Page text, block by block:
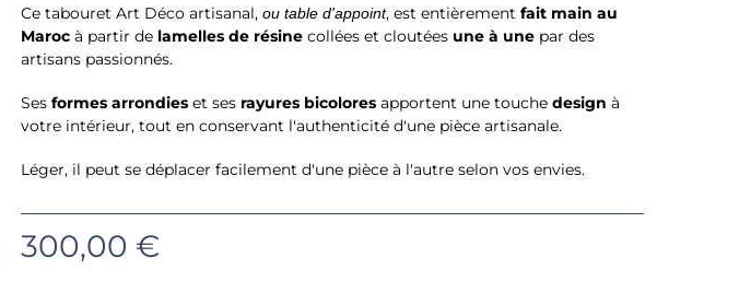
Ce tabouret Art Déco artisanal, ou table d'appoint, est entièrement fait main au
Maroc à partir de lamelles de résine collées et cloutées une à une par des
artisans passionnés.
Ses formes arrondies et ses rayures bicolores apportent une touche design à
votre intérieur, tout en conservant l'authenticité d'une pièce artisanale.
Léger, il peut se déplacer facilement d'une pièce à l'autre selon vos envies.
300,00 €